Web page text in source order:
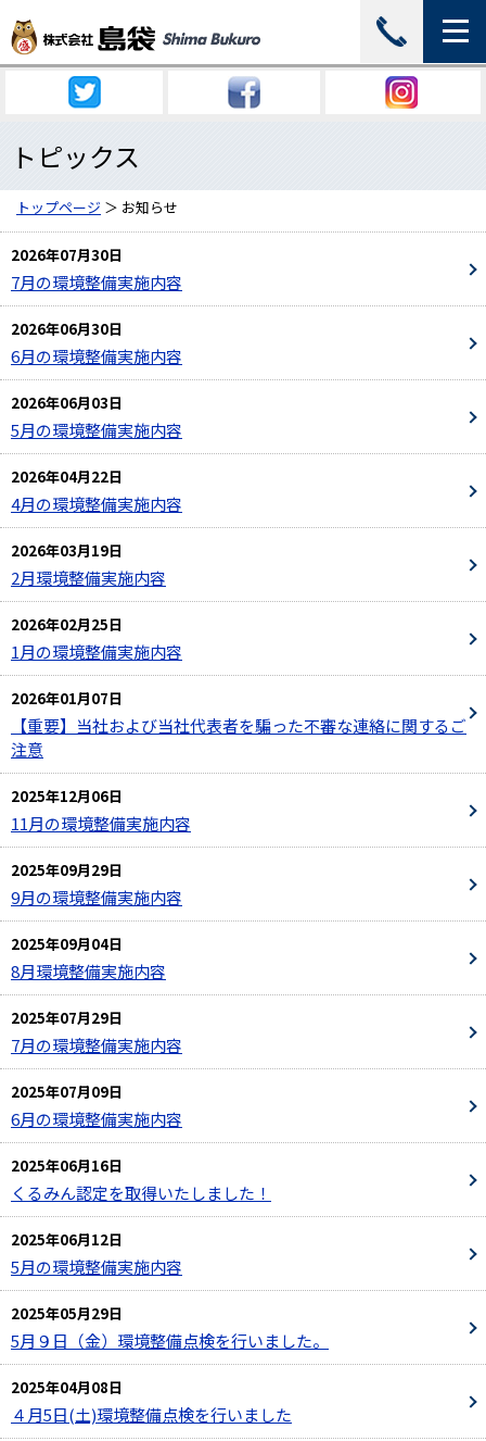
トピックス
トップページ ＞ お知らせ
2026年07月30日
7月の環境整備実施内容
2026年06月30日
6月の環境整備実施内容
2026年06月03日
5月の環境整備実施内容
2026年04月22日
4月の環境整備実施内容
2026年03月19日
2月環境整備実施内容
2026年02月25日
1月の環境整備実施内容
2026年01月07日
【重要】当社および当社代表者を騙った不審な連絡に関するご
注意
2025年12月06日
11月の環境整備実施内容
2025年09月29日
9月の環境整備実施内容
2025年09月04日
8月環境整備実施内容
2025年07月29日
7月の環境整備実施内容
2025年07月09日
6月の環境整備実施内容
2025年06月16日
くるみん認定を取得いたしました！
2025年06月12日
5月の環境整備実施内容
2025年05月29日
5月９日（金）環境整備点検を行いました。
2025年04月08日
４月5日(土)環境整備点検を行いました